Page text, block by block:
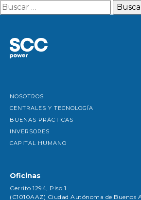
Buscar:
NOSOTROS
CENTRALES Y TECNOLOGÍA
BUENAS PRÁCTICAS
INVERSORES
CAPITAL HUMANO
Oficinas
Cerrito 1294, Piso 1
(C1010AAZ) Ciudad Autónoma de Buenos